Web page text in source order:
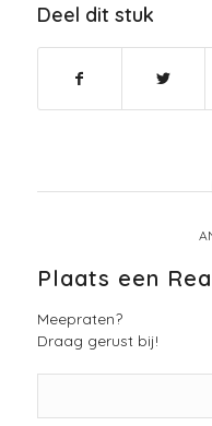
Deel dit stuk
Plaats een
Meepraten?
Draag gerust bij!